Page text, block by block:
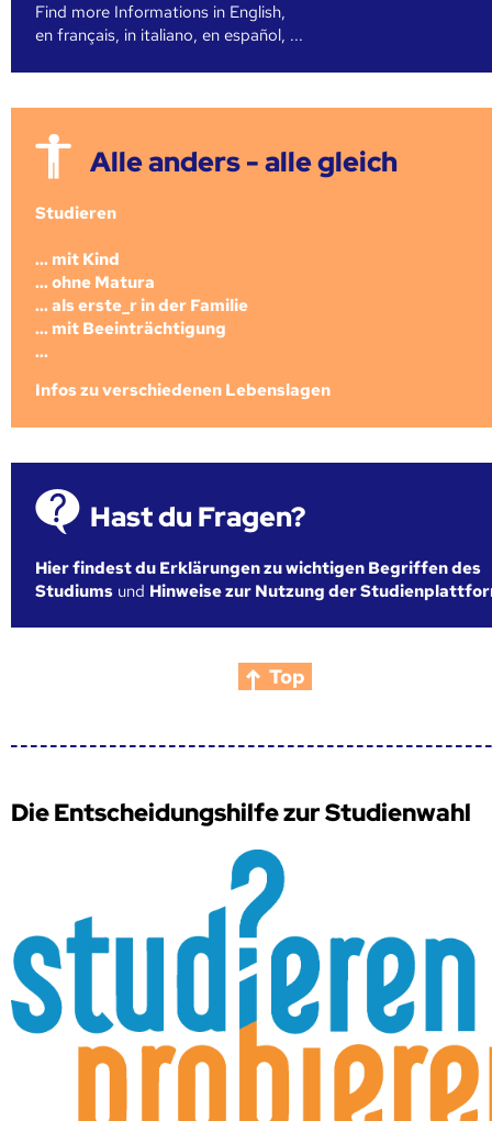
Find more Informations in English,
en français, in italiano, en español, ...
Alle anders - alle gleich
Studieren
... mit Kind
... ohne Matura
... als erste_r in der Familie
... mit Beeinträchtigung
...
Infos zu verschiedenen Lebenslagen
Hast du Fragen?
Hier findest du Erklärungen zu wichtigen Begriffen des
Studiums und Hinweise zur Nutzung der
Top
Die Entscheidungshilfe zur Studienwahl